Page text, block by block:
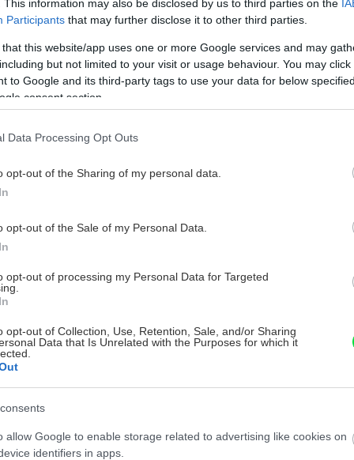
This information may also be disclosed by us to third parties on the
Participants that may further disclose it to other third parties.
that this website/app uses one or more Google services and may
but not limited to your visit or usage behaviour. You may
to Google and its third-party tags to use your data for below
consent section.
Data Processing Opt Outs
opt-out of the Sharing of my personal data.
opt-out of the Sale of my Personal Data.
opt-out of processing my Personal Data for Targeted
opt-out of Collection, Use, Retention, Sale, and/or Sharing
Data that Is Unrelated with the Purposes for which it
allow Google to enable storage related to advertising like cookies on
identifiers in apps.
nebolo
po celý
oknom
Lucia
ktorý otočila naopak a upevnila na stenu
háčikov, kvetináče s dierkou a,
„nohy vo vode“, na spodku črepníkov
aj Alici.